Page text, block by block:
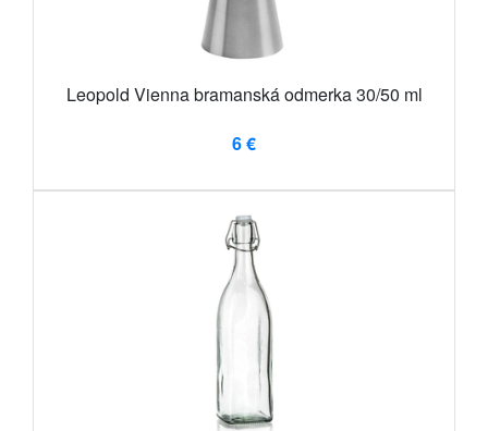
Leopold Vienna bramanská odmerka 30/50 ml
6 €